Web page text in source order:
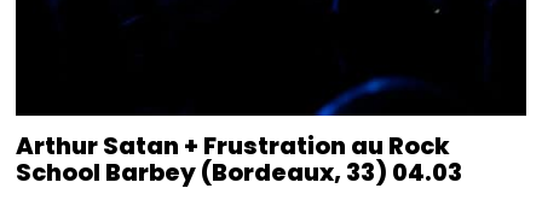
Arthur Satan + Frustration au Rock
School Barbey (Bordeaux, 33) 04.03